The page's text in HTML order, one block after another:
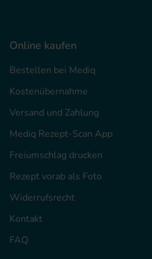
Online kaufen
Bestellen bei Mediq
Kostenübernahme
Versand und Zahlung
Mediq Rezept-Scan App
Freiumschlag drucken
Rezept vorab als Foto
Widerrufsrecht
Kontakt
FAQ